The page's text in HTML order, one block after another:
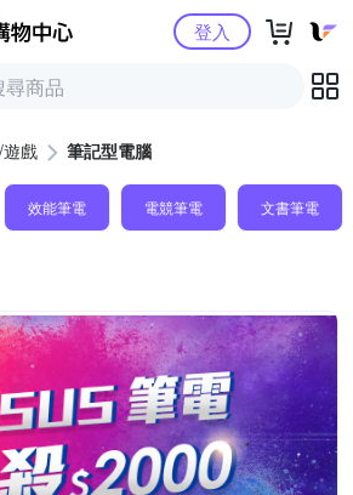
Yahoo購物中心登入
戲 筆記型電腦
效能筆電 電競筆電 文書筆電